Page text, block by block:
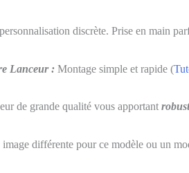
discrète. Prise en main
Lanceur : Montage simple et rapide (
de grande qualité vous apportant
différente pour ce modèle ou un